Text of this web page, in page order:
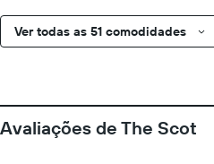
Ver todas as 51 comodidades
Avaliações de The Scot